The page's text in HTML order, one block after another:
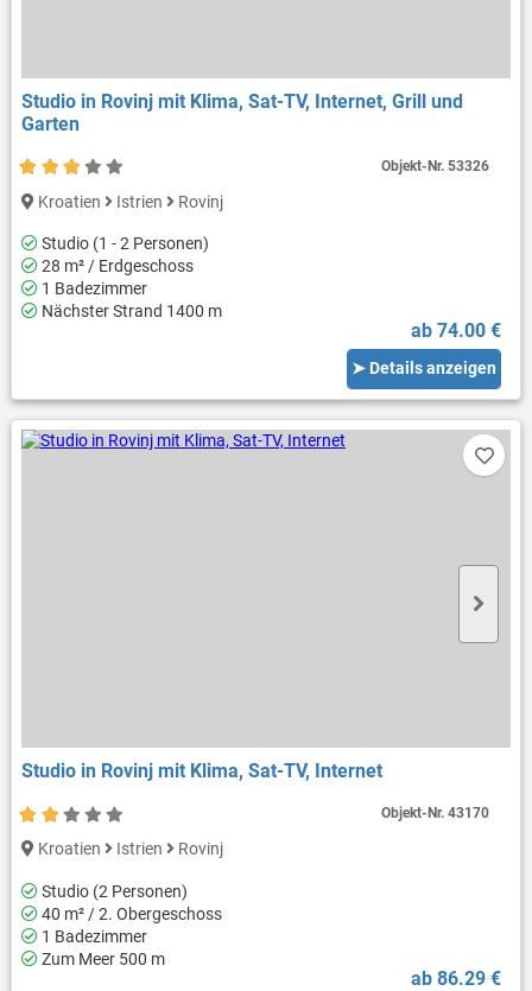
Studio in Rovinj mit Klima, Sat-TV, Internet, Grill und
Garten
Kroatien Istrien Rovinj
Studio (1 - 2 Personen)
28 m² / Erdgeschoss
1 Badezimmer
Nächster Strand 1400 m
ab 74.00 €
➤ Details anzeigen
Objekt-Nr.53326
Studio in Rovinj mit Klima, Sat-TV, Internet
Kroatien Istrien Rovinj
Studio (2 Personen)
40 m² / 2. Obergeschoss
1 Badezimmer
Zum Meer 500 m
ab 86.29 €
Objekt-Nr.43170